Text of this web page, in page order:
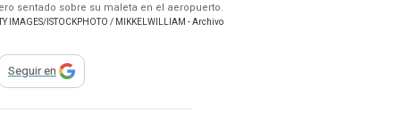
sentado sobre su maleta en el aeropuerto.
IMAGES/ISTOCKPHOTO / MIKKELWILLIAM - Archivo
para compartir
Seguir en